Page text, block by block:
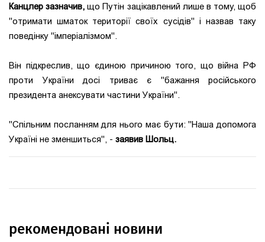
Канцлер зазначив, що Путін зацікавлений лише в тому, щоб
"отримати шматок території своїх сусідів" і назвав таку
поведінку "імперіалізмом".
Він підкреслив, що єдиною причиною того, що війна РФ
проти України досі триває є "бажання російського
президента анексувати частини України".
"Спільним посланням для нього має бути: "Наша допомога
Україні не зменшиться", - заявив Шольц.
рекомендовані новини